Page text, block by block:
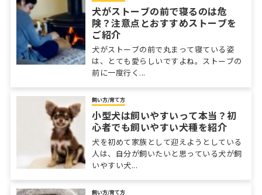
犬がストーブの前で寝るのは危
険？注意点とおすすめストーブを
ご紹介
犬がストーブの前で丸まって寝ている姿
は、とても愛らしいですよね。ストーブの
前に一度行く...
飼い方/育て方
小型犬は飼いやすいって本当？初
心者でも飼いやすい犬種を紹介
犬を初めて家族として迎えようとしている
人は、自分が飼いたいと思っている犬が飼
いやすい犬...
飼い方/育て方